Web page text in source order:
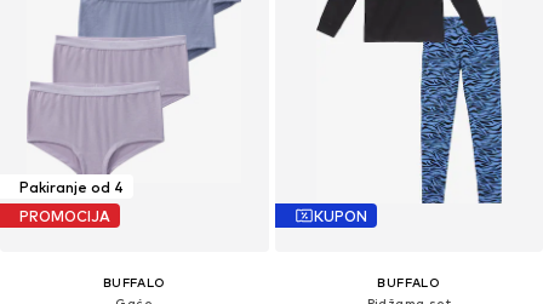
Pakiranje od 4
PROMOCIJA
BUFFALO
KUPON
BUFFALO